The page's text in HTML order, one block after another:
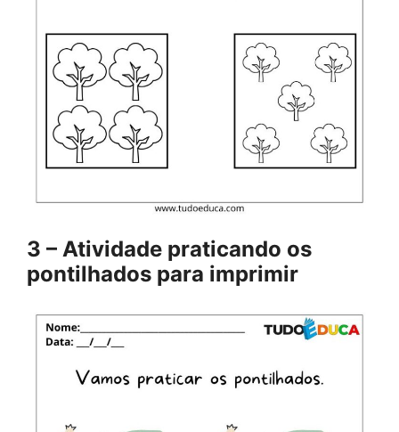
3 – Atividade praticando os
pontilhados para imprimir